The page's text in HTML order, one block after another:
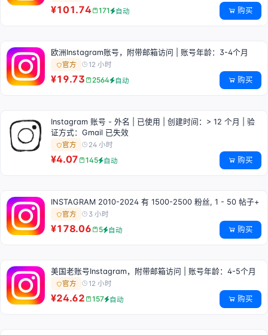
¥101.74 171 自动 购买
欧洲Instagram账号，附带邮箱访问 | 账号年龄：3-4个月
官方 12 小时
¥19.73 2564 自动 购买
Instagram 账号 - 外名 | 已使用 | 创建时间：> 12 个月 | 验
证方式：Gmail 已失效
官方 24 小时
¥4.07 145 自动 购买
INSTAGRAM 2010-2024 有 1500-2500 粉丝, 1 - 50 帖子+
官方 3 小时
¥178.06 5 自动 购买
美国老账号Instagram，附带邮箱访问 | 账号年龄：4-5个月
官方 12 小时
¥24.62 157 自动 购买